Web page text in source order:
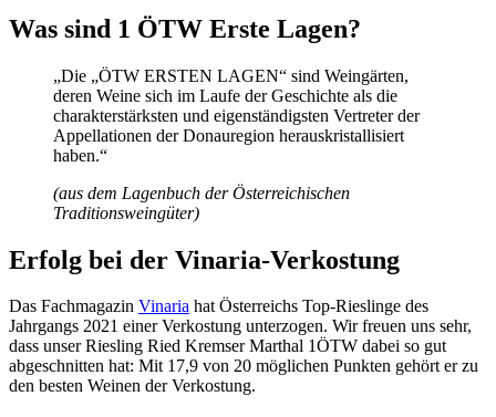
Was sind 1 ÖTW Erste Lagen?
„Die „ÖTW ERSTEN LAGEN“ sind Weingärten,
deren Weine sich im Laufe der Geschichte als die
charakterstärksten und eigenständigsten Vertreter der
Appellationen der Donauregion herauskristallisiert
haben.“
(aus dem Lagenbuch der Österreichischen
Traditionsweingüter)
Erfolg bei der Vinaria-Verkostung
Das Fachmagazin Vinaria hat Österreichs Top-Rieslinge des
Jahrgangs 2021 einer Verkostung unterzogen. Wir freuen uns sehr,
dass unser Riesling Ried Kremser Marthal 1ÖTW dabei so gut
abgeschnitten hat: Mit 17,9 von 20 möglichen Punkten gehört er zu
den besten Weinen der Verkostung.